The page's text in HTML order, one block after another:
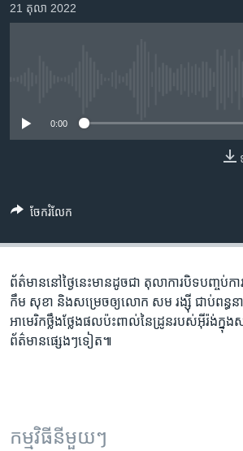
និង​
រំលង​
កាន់​
ស្វែង​
ទូរទស្សន៍ / វីដេអូ​
21 តុលា 2022
0:00
ចែករំលែក
ព័ត៌មាន​នៅ​ថ្ងៃ​នេះ​មាន​ដូចជា​ តុលាការ​បិទ​បញ្ច
កឹម សុខា និង​សម្រេច​ឲ្យ​លោក​ សម រង្ស៊ី​ ជាប់​ពន្ធន
អាមេរិក​ថ្លឹងថ្លែង​ផល​ប៉ះពាល់​​​នៃ​​ដ្រូន​របស់​អ៊ីរ៉ង់​ក្នុង​
ព័ត៌មាន​ផ្សេងៗ​ទៀត៕
កម្មវិធី​នីមួយៗ